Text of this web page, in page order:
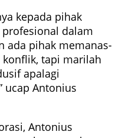
kepada pihak
dalam
ada pihak memanas-
tapi marilah
apalagi
ucap Antonius
Antonius